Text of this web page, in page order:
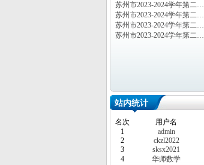
苏州市2023-2024学年第二…
苏州市2023-2024学年第二…
苏州市2023-2024学年第二…
苏州市2023-2024学年第二…
站内统计
名次 用户名
1
admin
2
ckzl2022
3
sksx2021
4
华师数学